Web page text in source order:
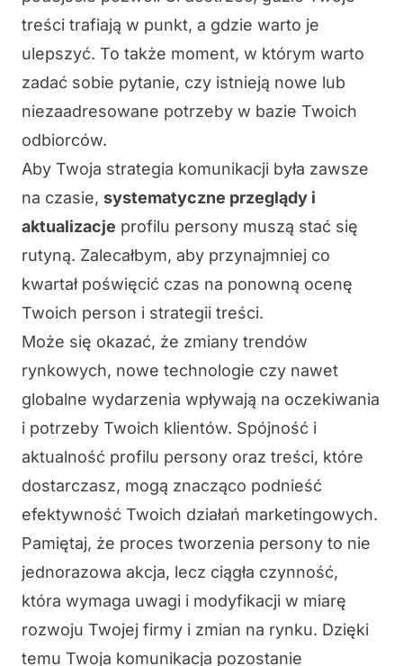
treści trafiają w punkt, a gdzie warto je
ulepszyć. To także moment, w którym warto
zadać sobie pytanie, czy istnieją nowe lub
niezaadresowane potrzeby w bazie Twoich
odbiorców.
Aby Twoja strategia komunikacji była zawsze
na czasie, systematyczne przeglądy i
aktualizacje profilu persony muszą stać się
rutyną. Zalecałbym, aby przynajmniej co
kwartał poświęcić czas na ponowną ocenę
Twoich person i strategii treści.
Może się okazać, że zmiany trendów
rynkowych, nowe technologie czy nawet
globalne wydarzenia wpływają na oczekiwania
i potrzeby Twoich klientów. Spójność i
aktualność profilu persony oraz treści, które
dostarczasz, mogą znacząco podnieść
efektywność Twoich działań marketingowych.
Pamiętaj, że proces tworzenia persony to nie
jednorazowa akcja, lecz ciągła czynność,
która wymaga uwagi i modyfikacji w miarę
rozwoju Twojej firmy i zmian na rynku. Dzięki
temu Twoja komunikacja pozostanie